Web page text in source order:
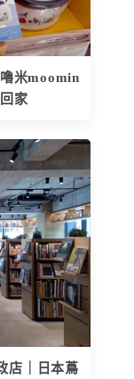
米moomin
家
店｜日本蔦